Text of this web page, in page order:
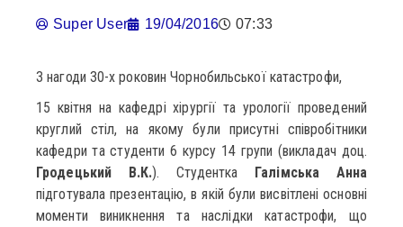
Super User 19/04/2016 07:33
З нагоди 30-х роковин Чорнобильської катастрофи,
15 квітня на кафедрі хірургії та урології проведений
круглий стіл, на якому були присутні співробітники
кафедри та студенти 6 курсу 14 групи (викладач доц.
Гродецький В.К.). Студентка Галімська Анна
підготувала презентацію, в якій були висвітлені основні
моменти виникнення та наслідки катастрофи, що